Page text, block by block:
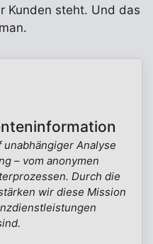
Kunden steht. Und das
Analyse
– vom anonymen
Durch die
wir diese Mission